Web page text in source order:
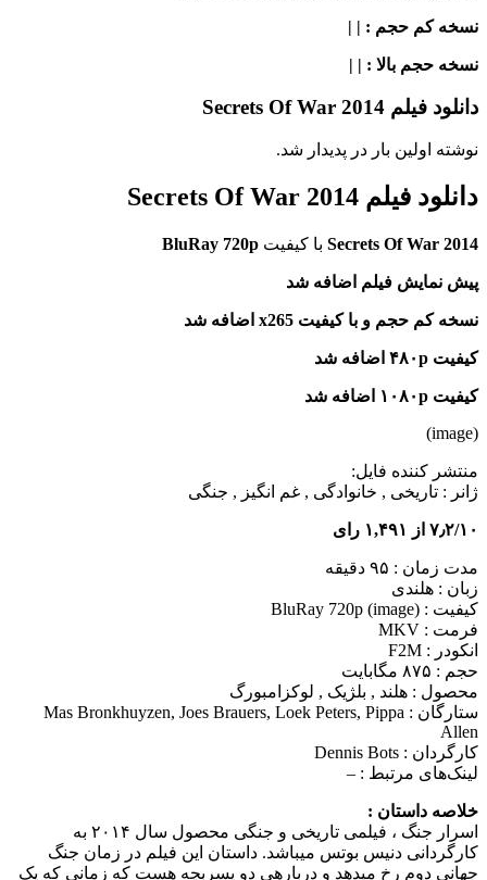
نسخه کم حجم : | |
نسخه حجم بالا : | |
دانلود فیلم Secrets Of War 2014
نوشته اولین بار در پدیدار شد.
دانلود فیلم Secrets Of War 2014
Secrets Of War 2014 با کیفیت BluRay 720p
پیش نمایش فیلم اضافه شد
نسخه کم حجم و با کیفیت x265 اضافه شد
کیفیت ۴۸۰p اضافه شد
کیفیت ۱۰۸۰p اضافه شد
(image)
منتشر کننده فایل:
ژانر : تاریخی , خانوادگی , غم انگیز , جنگی
۷٫۲/۱۰ از ۱,۴۹۱ رای
مدت زمان : ۹۵ دقیقه
زبان : هلندی
کیفیت : BluRay 720p (image)
فرمت : MKV
انکودر : F2M
حجم : ۸۷۵ مگابایت
محصول : هلند , بلژیک , لوکزامبورگ
ستارگان : Mas Bronkhuyzen, Joes Brauers, Loek Peters, Pippa
Allen
کارگردان : Dennis Bots
لینک‌های مرتبط : –
خلاصه داستان :
اسرار جنگ ، فیلمی تاریخی و جنگی محصول سال ۲۰۱۴ به
کارگردانی دنیس بوتس می‎باشد. داستان این فیلم در زمان جنگ
جهانی دوم رخ می‎دهد و درباره‎ی دو پسربچه هست که زمانی که یک